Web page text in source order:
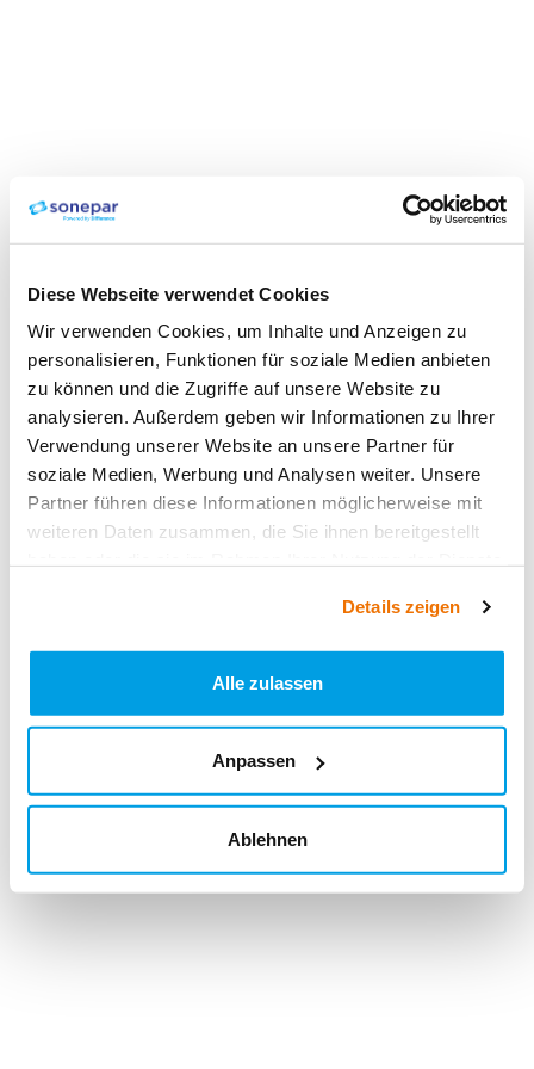
Diese Webseite verwendet Cookies
Wir verwenden Cookies, um Inhalte und Anzeigen zu
personalisieren, Funktionen für soziale Medien anbieten
zu können und die Zugriffe auf unsere Website zu
analysieren. Außerdem geben wir Informationen zu Ihrer
Verwendung unserer Website an unsere Partner für
soziale Medien, Werbung und Analysen weiter. Unsere
Partner führen diese Informationen möglicherweise mit
weiteren Daten zusammen, die Sie ihnen bereitgestellt
Details zeigen
Alle zulassen
Anpassen
Ablehnen